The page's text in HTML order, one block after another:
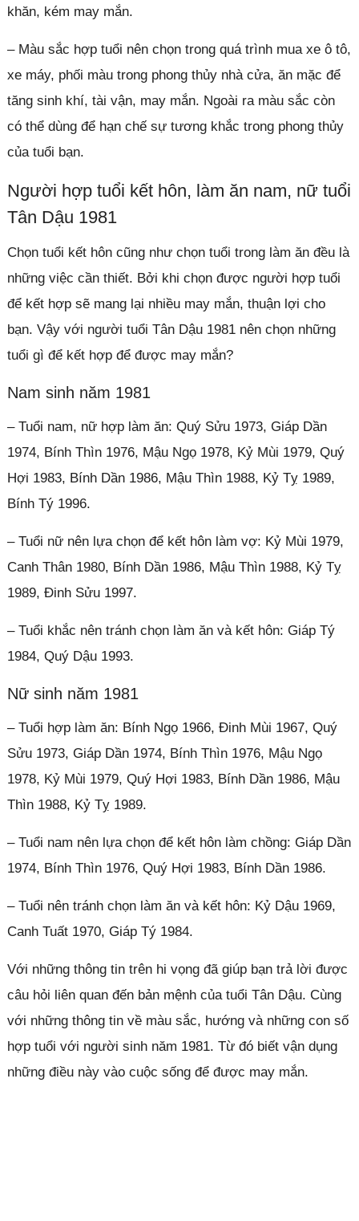
khăn, kém may mắn.
– Màu sắc hợp tuổi nên chọn trong quá trình mua xe ô tô,
xe máy, phối màu trong phong thủy nhà cửa, ăn mặc để
tăng sinh khí, tài vận, may mắn. Ngoài ra màu sắc còn
có thể dùng để hạn chế sự tương khắc trong phong thủy
của tuổi bạn.
Người hợp tuổi kết hôn, làm ăn nam, nữ tuổi
Tân Dậu 1981
Chọn tuổi kết hôn cũng như chọn tuổi trong làm ăn đều là
những việc cần thiết. Bởi khi chọn được người hợp tuổi
để kết hợp sẽ mang lại nhiều may mắn, thuận lợi cho
bạn. Vậy với người tuổi Tân Dậu 1981 nên chọn những
tuổi gì để kết hợp để được may mắn?
Nam sinh năm 1981
– Tuổi nam, nữ hợp làm ăn: Quý Sửu 1973, Giáp Dần
1974, Bính Thìn 1976, Mậu Ngọ 1978, Kỷ Mùi 1979, Quý
Hợi 1983, Bính Dần 1986, Mậu Thìn 1988, Kỷ Tỵ 1989,
Bính Tý 1996.
– Tuổi nữ nên lựa chọn để kết hôn làm vợ: Kỷ Mùi 1979,
Canh Thân 1980, Bính Dần 1986, Mậu Thìn 1988, Kỷ Tỵ
1989, Đinh Sửu 1997.
– Tuổi khắc nên tránh chọn làm ăn và kết hôn: Giáp Tý
1984, Quý Dậu 1993.
Nữ sinh năm 1981
– Tuổi hợp làm ăn: Bính Ngọ 1966, Đinh Mùi 1967, Quý
Sửu 1973, Giáp Dần 1974, Bính Thìn 1976, Mậu Ngọ
1978, Kỷ Mùi 1979, Quý Hợi 1983, Bính Dần 1986, Mậu
Thìn 1988, Kỷ Tỵ 1989.
– Tuổi nam nên lựa chọn để kết hôn làm chồng: Giáp Dần
1974, Bính Thìn 1976, Quý Hợi 1983, Bính Dần 1986.
– Tuổi nên tránh chọn làm ăn và kết hôn: Kỷ Dậu 1969,
Canh Tuất 1970, Giáp Tý 1984.
Với những thông tin trên hi vọng đã giúp bạn trả lời được
câu hỏi liên quan đến bản mệnh của tuổi Tân Dậu. Cùng
với những thông tin về màu sắc, hướng và những con số
hợp tuổi với người sinh năm 1981. Từ đó biết vận dụng
những điều này vào cuộc sống để được may mắn.